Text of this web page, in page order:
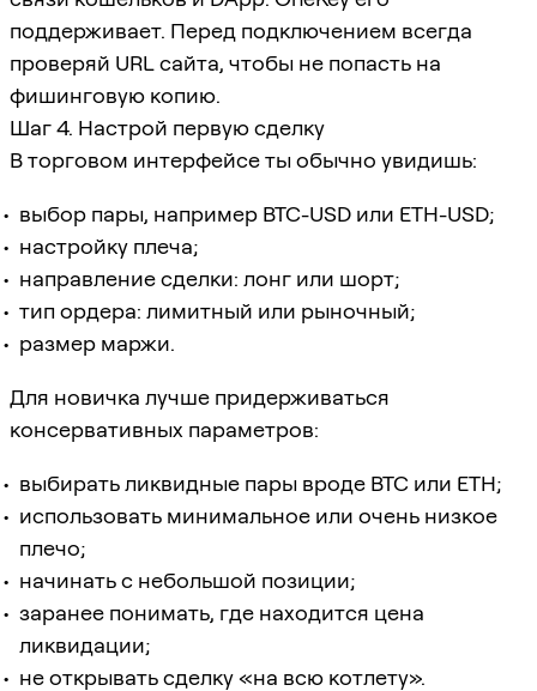
поддерживает. Перед подключением всегда
проверяй URL сайта, чтобы не попасть на
фишинговую копию.
Шаг 4. Настрой первую сделку
В торговом интерфейсе ты обычно увидишь:
выбор пары, например BTC-USD или ETH-USD;
настройку плеча;
направление сделки: лонг или шорт;
тип ордера: лимитный или рыночный;
размер маржи.
Для новичка лучше придерживаться
консервативных параметров:
выбирать ликвидные пары вроде BTC или ETH;
использовать минимальное или очень низкое
плечо;
начинать с небольшой позиции;
заранее понимать, где находится цена
ликвидации;
не открывать сделку «на всю котлету».